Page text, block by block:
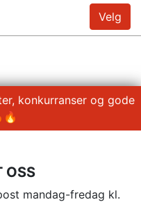
Velg
konkurranser og gode
OSS
mandag-fredag kl.